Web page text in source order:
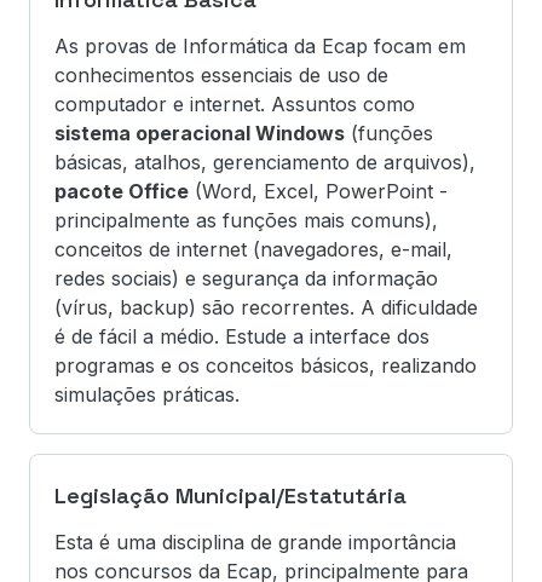
As provas de Informática da Ecap focam em
conhecimentos essenciais de uso de
computador e internet. Assuntos como
sistema operacional Windows (funções
básicas, atalhos, gerenciamento de arquivos),
pacote Office (Word, Excel, PowerPoint -
principalmente as funções mais comuns),
conceitos de internet (navegadores, e-mail,
redes sociais) e segurança da informação
(vírus, backup) são recorrentes. A dificuldade
é de fácil a médio. Estude a interface dos
programas e os conceitos básicos, realizando
simulações práticas.
Legislação Municipal/Estatutária
Esta é uma disciplina de grande importância
nos concursos da Ecap, principalmente para